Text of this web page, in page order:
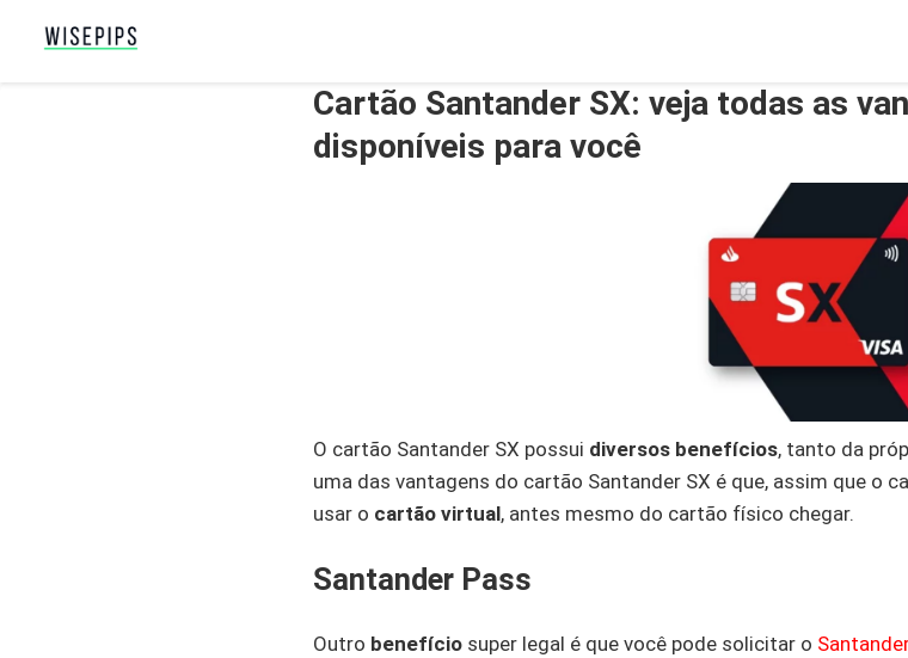
Cartão Santander SX: veja todas as
disponíveis para você
O cartão Santander SX possui diversos benefícios, tanto da
uma das vantagens do cartão Santander SX é que, assim que o
usar o cartão virtual, antes mesmo do cartão físico chegar.
Santander Pass
Outro benefício super legal é que você pode solicitar o